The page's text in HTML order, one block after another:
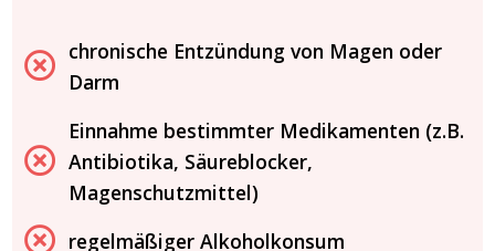
chronische Entzündung von Magen oder
Darm
Einnahme bestimmter Medikamenten (z.B.
Antibiotika, Säureblocker,
Magenschutzmittel)
regelmäßiger Alkoholkonsum